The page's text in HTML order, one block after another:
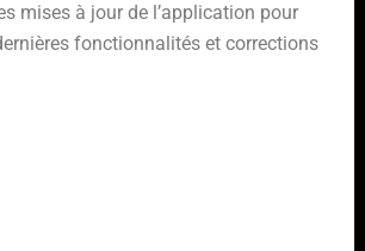
mises à jour de l’application pour
fonctionnalités et corrections